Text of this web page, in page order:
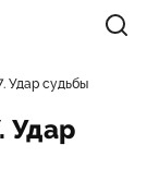
Удар судьбы
Удар